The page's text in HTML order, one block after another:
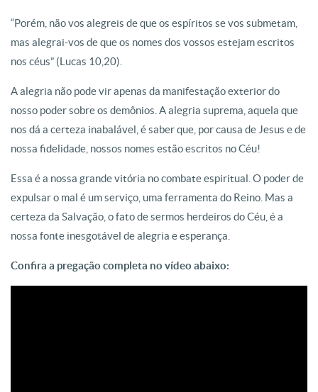
“Porém, não vos alegreis de que os espíritos se vos submetam,
mas alegrai-vos de que os nomes dos vossos estejam escritos
nos céus” (Lucas 10,20).
A alegria não pode vir apenas da manifestação exterior do
nosso poder sobre os demônios. A alegria suprema, aquela que
nos dá a certeza inabalável, é saber que, por causa de Jesus e de
nossa fidelidade, nossos nomes estão escritos no Céu!
Essa é a nossa grande vitória no combate espiritual. O poder de
expulsar o mal é um serviço, uma ferramenta do Reino. Mas a
certeza da Salvação, o fato de sermos herdeiros do Céu, é a
nossa fonte inesgotável de alegria e esperança.
Confira a pregação completa no vídeo abaixo: